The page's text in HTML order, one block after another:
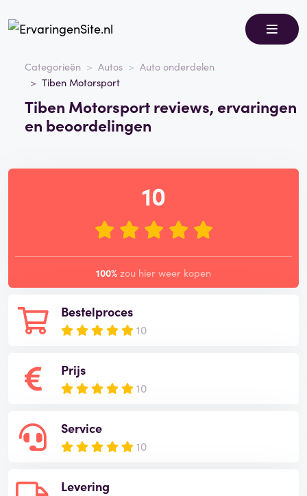
Categorieën Autos
Auto onderdelen
Tiben Motorsport
Tiben Motorsport reviews, ervaringen
en beoordelingen
Bestelproces
10
Prijs
10
Service
10
Levering
10
100% zou hier weer kopen